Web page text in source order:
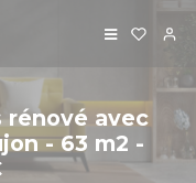
rénové avec
- 63 m2 -